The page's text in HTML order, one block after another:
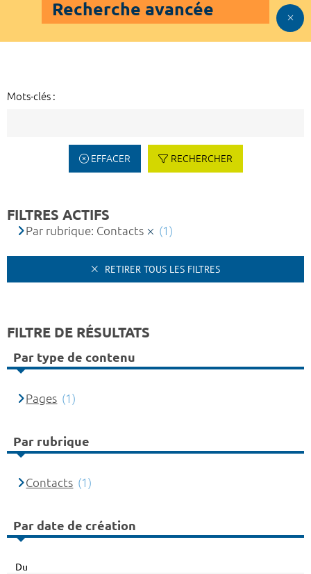
Recherche avancée
Mots-clés :
EFFACER RECHERCHER
FILTRES ACTIFS
Par rubrique: Contacts (1)
RETIRER TOUS LES FILTRES
FILTRE DE RÉSULTATS
Par type de contenu
Pages (1)
Par rubrique
Contacts (1)
Par date de création
Du